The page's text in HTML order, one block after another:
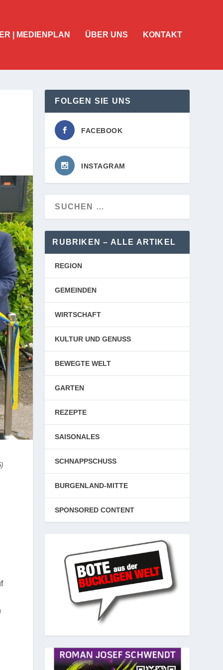
| MEDIENPLAN ÜBER UNS KONTAKT
FOLGEN SIE UNS
FACEBOOK
INSTAGRAM
RUBRIKEN – ALLE ARTIKEL
REGION
GEMEINDEN
WIRTSCHAFT
KULTUR UND GENUSS
BEWEGTE WELT
GARTEN
REZEPTE
SAISONALES
SCHNAPPSCHUSS
BURGENLAND-MITTE
SPONSORED CONTENT